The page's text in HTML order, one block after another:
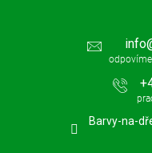
info
Barvy-na-